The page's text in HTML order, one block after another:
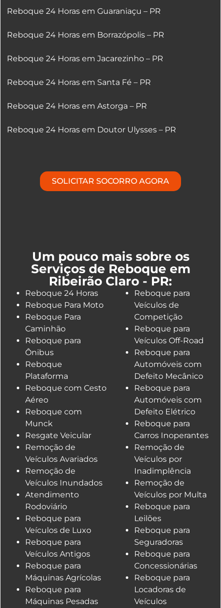
Reboque 24 Horas em Guaraniaçu – PR
Reboque 24 Horas em Borrazópolis – PR
Reboque 24 Horas em Jacarezinho – PR
Reboque 24 Horas em Santa Fé – PR
Reboque 24 Horas em Astorga – PR
Reboque 24 Horas em Doutor Ulysses – PR
SOLICITAR SOCORRO AGORA
Um pouco mais sobre os
Serviços de Reboque em
Ribeirão Claro - PR:
Reboque 24 Horas
Reboque Para Moto
Reboque Para
Caminhão
Reboque para
Ônibus
Reboque
Plataforma
Reboque com Cesto
Aéreo
Reboque com
Munck
Resgate Veicular
Remoção de
Veículos Avariados
Remoção de
Veículos Inundados
Atendimento
Rodoviário
Reboque para
Veículos de Luxo
Reboque para
Veículos Antigos
Reboque para
Máquinas Agrícolas
Reboque para
Máquinas Pesadas
Reboque para
Veículos de
Competição
Reboque para
Veículos Off-Road
Reboque para
Automóveis com
Defeito Mecânico
Reboque para
Automóveis com
Defeito Elétrico
Reboque para
Carros Inoperantes
Remoção de
Veículos por
Inadimplência
Remoção de
Veículos por Multa
Reboque para
Leilões
Reboque para
Seguradoras
Reboque para
Concessionárias
Reboque para
Locadoras de
Veículos